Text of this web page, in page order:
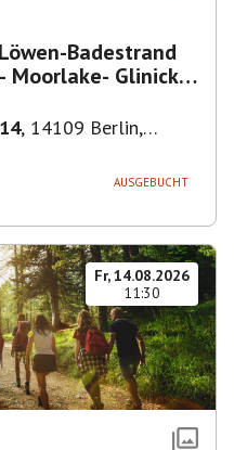
Badestrand
Moorlake- Glinicker
, 14109 Berlin,
AUSGEBUCHT
Fr, 14.08.2026
11:30